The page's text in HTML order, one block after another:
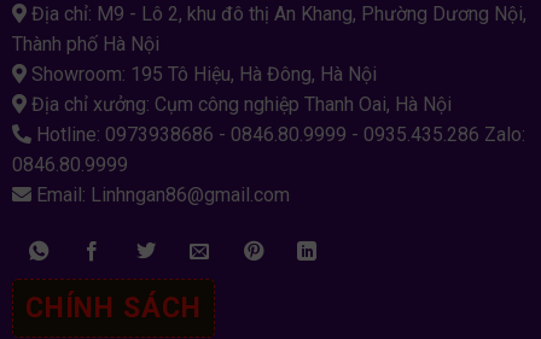
Địa chỉ: M9 - Lô 2, khu đô thị An Khang, Phường Dương Nội,
Thành phố Hà Nội
Showroom: 195 Tô Hiệu, Hà Đông, Hà Nội
Địa chỉ xưởng: Cụm công nghiệp Thanh Oai, Hà Nội
Hotline: 0973938686 - 0846.80.9999 - 0935.435.286 Zalo:
0846.80.9999
Email: Linhngan86@gmail.com
CHÍNH SÁCH